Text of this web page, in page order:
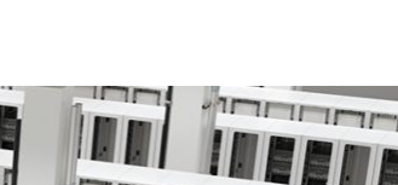
All NVIDIA News